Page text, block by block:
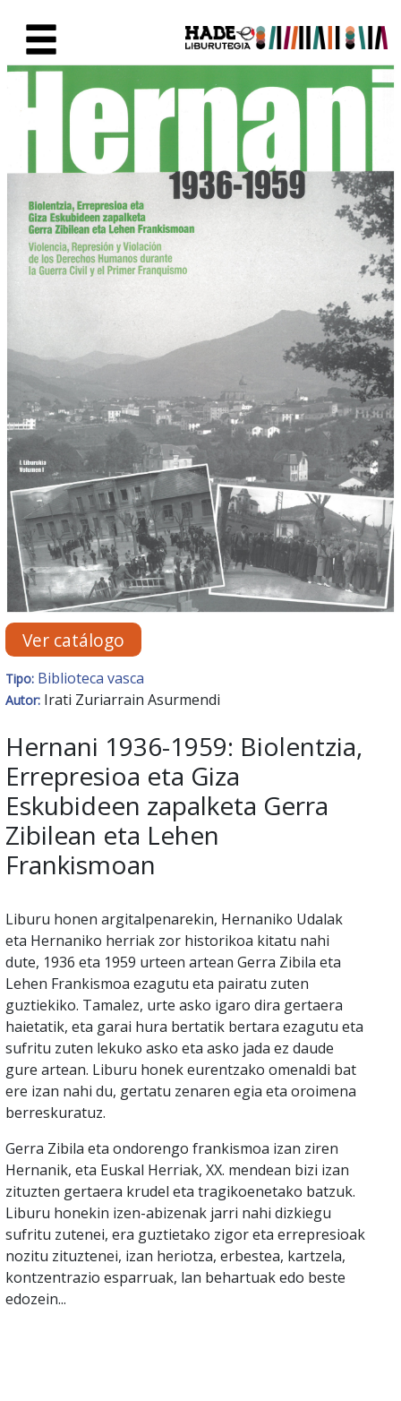
Ficha de Novedades -
Ver catálogo
Tipo: Biblioteca vasca
Autor: Irati Zuriarrain Asurmendi
Hernani 1936-1959: Biolentzia,
Errepresioa eta Giza
Eskubideen zapalketa Gerra
Zibilean eta Lehen
Frankismoan
Liburu honen argitalpenarekin, Hernaniko Udalak
eta Hernaniko herriak zor historikoa kitatu nahi
dute, 1936 eta 1959 urteen artean Gerra Zibila eta
Lehen Frankismoa ezagutu eta pairatu zuten
guztiekiko. Tamalez, urte asko igaro dira gertaera
haietatik, eta garai hura bertatik bertara ezagutu eta
sufritu zuten lekuko asko eta asko jada ez daude
gure artean. Liburu honek eurentzako omenaldi bat
ere izan nahi du, gertatu zenaren egia eta oroimena
berreskuratuz.
Gerra Zibila eta ondorengo frankismoa izan ziren
Hernanik, eta Euskal Herriak, XX. mendean bizi izan
zituzten gertaera krudel eta tragikoenetako batzuk.
Liburu honekin izen-abizenak jarri nahi dizkiegu
sufritu zutenei, era guztietako zigor eta errepresioak
nozitu zituztenei, izan heriotza, erbestea, kartzela,
kontzentrazio esparruak, lan behartuak edo beste
edozein...